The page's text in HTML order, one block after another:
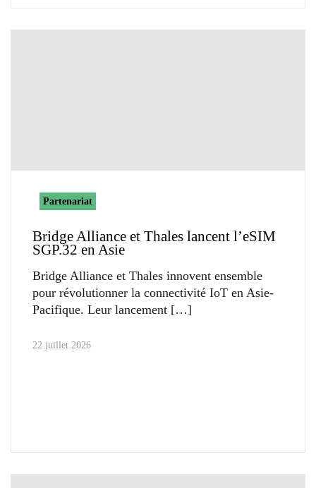
Partenariat
Bridge Alliance et Thales lancent l’eSIM
SGP.32 en Asie
Bridge Alliance et Thales innovent ensemble
pour révolutionner la connectivité IoT en Asie-
Pacifique. Leur lancement
22 juillet 2026